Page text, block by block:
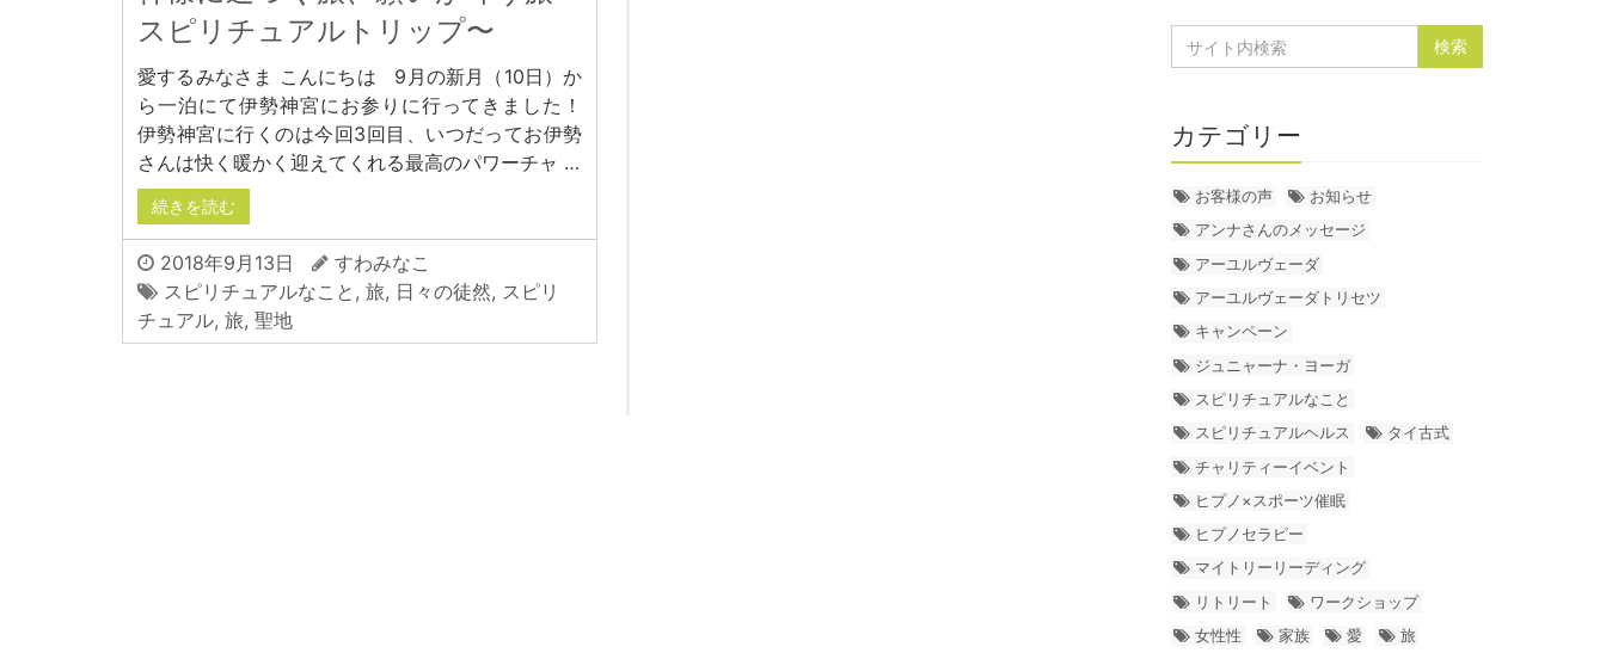
スピリチュアルトリップ〜
愛するみなさま こんにちは 9月の新月（10日）か
ら一泊にて伊勢神宮にお参りに行ってきました！
伊勢神宮に行くのは今回3回目、いつだってお伊勢
さんは快く暖かく迎えてくれる最高のパワーチャ …
続きを読む
2018年9月13日
すわみなこ
スピリチュアルなこと , 旅, 日々の徒然, スピリ
チュアル, 旅, 聖地
カテゴリー
お客様の声
お知らせ
アンナさんのメッセージ
アーユルヴェーダ
アーユルヴェーダトリセツ
キャンペーン
ジュニャーナ・ヨーガ
スピリチュアルなこと
スピリチュアルヘルス
タイ古式
チャリティーイベント
ヒプノ×スポーツ催眠
ヒプノセラピー
マイトリーリーディング
リトリート
ワークショップ
女性性
家族 愛
旅